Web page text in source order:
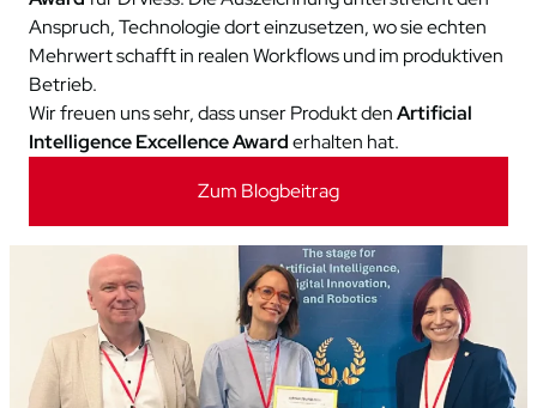
Anspruch, Technologie dort einzusetzen, wo sie echten
Mehrwert schafft in realen Workflows und im produktiven
Betrieb.
Wir freuen uns sehr, dass unser Produkt denArtificial
Intelligence Excellence Awarderhalten hat.
Zum Blogbeitrag